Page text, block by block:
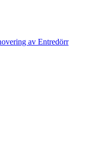
av Entredörr